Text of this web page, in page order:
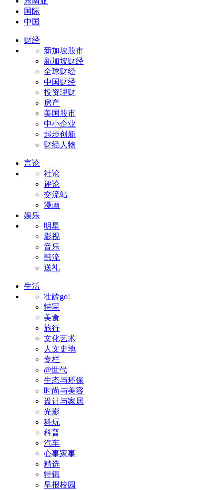
国际
中国
财经
新加坡股市
新加坡财经
全球财经
中国财经
投资理财
房产
美国股市
中小企业
起步创新
财经人物
言论
社论
评论
交流站
漫画
娱乐
明星
影视
音乐
韩流
送礼
生活
壮龄go!
特写
美食
旅行
文化艺术
人文史地
专栏
@世代
生态与环保
时尚与美容
设计与家居
光影
科玩
科普
汽车
心事家事
精选
特辑
早报校园